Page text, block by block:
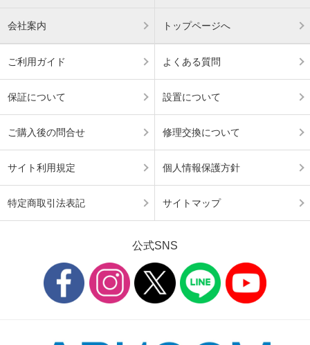
会社案内 トップページへ
ご利用ガイド よくある質問
保証について 設置について
ご購入後の問合せ 修理交換について
サイト利用規定 個人情報保護方針
特定商取引法表記 サイトマップ
公式SNS